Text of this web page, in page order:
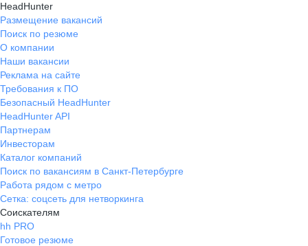
HeadHunter
Размещение вакансий
Поиск по резюме
О компании
Наши вакансии
Реклама на сайте
Требования к ПО
Безопасный HeadHunter
HeadHunter API
Партнерам
Инвесторам
Каталог компаний
Поиск по вакансиям в Санкт-Петербурге
Работа рядом с метро
Сетка: соцсеть для нетворкинга
Соискателям
hh PRO
Готовое резюме